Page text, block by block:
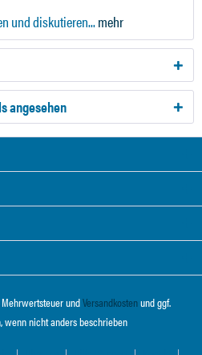
und diskutieren...mehr
angesehen
undVersandkostenund ggf.
wenn nicht anders beschrieben